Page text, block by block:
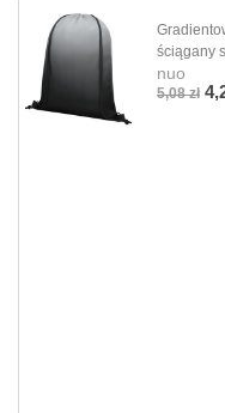
ściągany
nuo
5,08 zł